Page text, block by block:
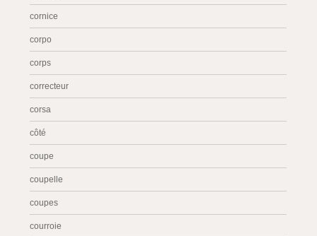
cornice
corpo
corps
correcteur
corsa
côté
coupe
coupelle
coupes
courroie